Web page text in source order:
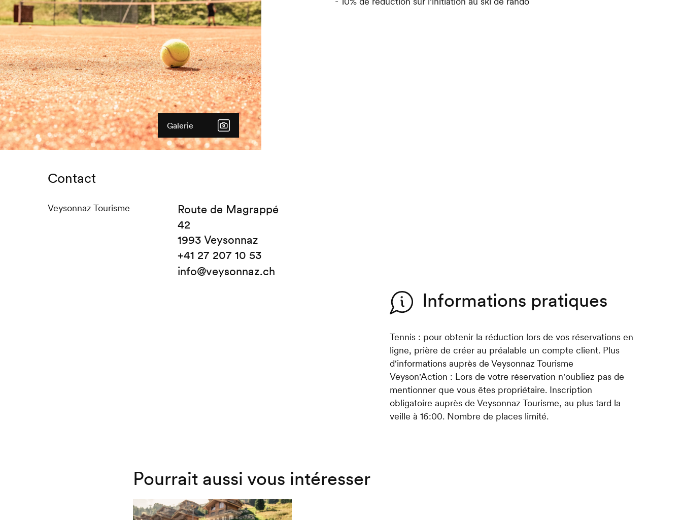
Galerie
Contact
Veysonnaz Tourisme
Route de Magrappé
42
1993 Veysonnaz
+41 27 207 10 53
info@veysonnaz.ch
Informations pratiques
Tennis : pour obtenir la réduction lors de vos réservations en
ligne, prière de créer au préalable un compte client. Plus
d'informations auprès de Veysonnaz Tourisme
Veyson'Action : Lors de votre réservation n'oubliez pas de
mentionner que vous êtes propriétaire. Inscription
obligatoire auprès de Veysonnaz Tourisme, au plus tard la
veille à 16:00. Nombre de places limité.
Pourrait aussi vous intéresser